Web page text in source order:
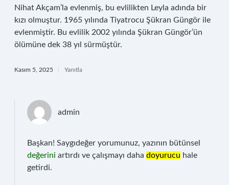
Nihat Akçam’la evlenmiş, bu evlilikten Leyla adında bir
kızı olmuştur. 1965 yılında Tiyatrocu Şükran Güngör ile
evlenmiştir. Bu evlilik 2002 yılında Şükran Güngör’ün
ölümüne dek 38 yıl sürmüştür.
Kasım 5, 2025 Yanıtla
admin
Başkan! Saygıdeğer yorumunuz, yazının bütünsel
değerini artırdı ve çalışmayı daha doyurucu hale
getirdi.